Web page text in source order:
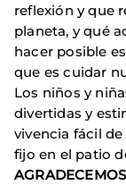
reflexión y que
planeta, y qué
hacer posible
que es cuidar
Los niños y
divertidas y
vivencia fácil
fijo en el patio
AGRADECEMOS